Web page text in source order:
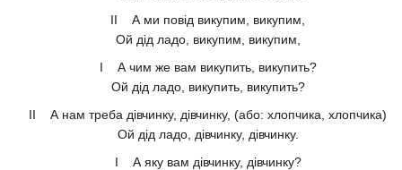
II А ми повід викупим, викупим,
Ой дід ладо, викупим, викупим,
І А чим же вам викупить, викупить?
Ой дід ладо, викупить, викупить?
II А нам треба дівчинку, дівчинку, (або: хлопчика, хлопчика)
Ой дід ладо, дівчинку, дівчинку.
І А яку вам дівчинку, дівчинку?